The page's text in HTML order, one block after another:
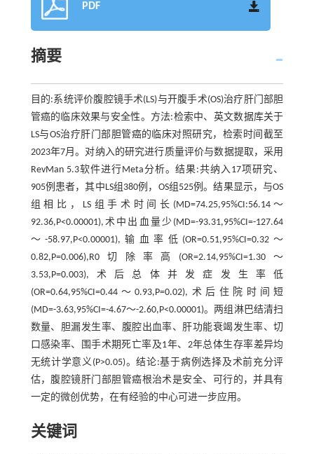
PDF
摘要
目的:系统评价腹腔镜手术(LS)与开腹手术(OS)治疗肝门部胆
管癌的临床效果与安全性。方法:检索中、英文数据库关于
LS与OS治疗肝门部胆管癌的临床对照研究，检索时间截至
2023年7月。对纳入的研究进行质量评价与数据提取，采用
RevMan 5.3软件进行Meta分析。结果:共纳入17项研究、
905例患者，其中LS组380例，OS组525例。结果显示，与OS
组相比，LS组手术时间长(MD=74.25,95%CI:56.14～
92.36,P<0.00001),术中出血量少(MD=-93.31,95%CI=-127.64
～-58.97,P<0.00001),输血率低(OR=0.51,95%CI=0.32～
0.82,P=0.006),R0切除率高(OR=2.14,95%CI=1.30～
3.53,P=0.003),术后总体并发症发生率低
(OR=0.64,95%CI=0.44～0.93,P=0.02),术后住院时间短
(MD=-3.63,95%CI=-4.67～-2.60,P<0.00001)。两组淋巴结清扫
数量、胆漏发生率、腹腔出血率、肝功能衰竭发生率、切
口感染率、围手术期死亡率及1年、2年总体生存率差异均
无统计学意义(P>0.05)。结论:基于病例选择及术前充分评
估，腹腔镜肝门部胆管癌根治术是安全、可行的，并具有
一定的微创优势，在有经验的中心可进一步应用。
关键词